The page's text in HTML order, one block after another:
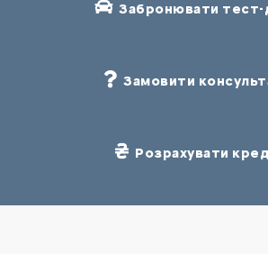
Забронювати тест-
Замовити
Розрахувати